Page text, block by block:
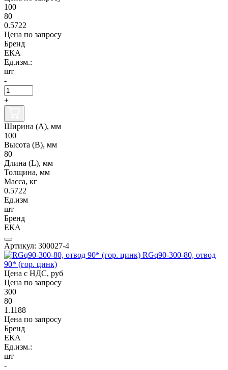
100
80
0.5722
Цена по запросу
Бренд
ЕКА
Ед.изм.:
шт
-
+
Ширина (А), мм
100
Высота (В), мм
80
Длина (L), мм
Толщина, мм
Масса, кг
0.5722
Ед.изм
шт
Бренд
ЕКА
Артикул: 300027-4
RGq90-300-80, отвод
90* (гор. цинк)
Цена с НДС, руб
Цена по запросу
300
80
1.1188
Цена по запросу
Бренд
ЕКА
Ед.изм.:
шт
-